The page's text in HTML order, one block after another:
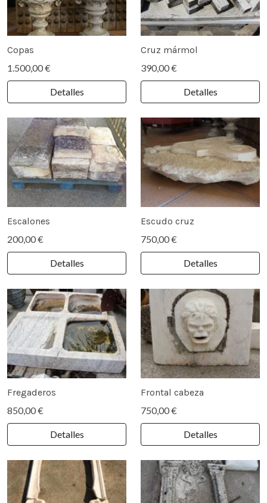
Copas
1.500,00 €
Detalles
Cruz mármol
390,00 €
Detalles
Escalones
200,00 €
Detalles
Escudo cruz
750,00 €
Detalles
Fregaderos
850,00 €
Detalles
Frontal cabeza
750,00 €
Detalles